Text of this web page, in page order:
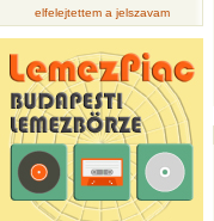
elfelejtettem a jelszavam